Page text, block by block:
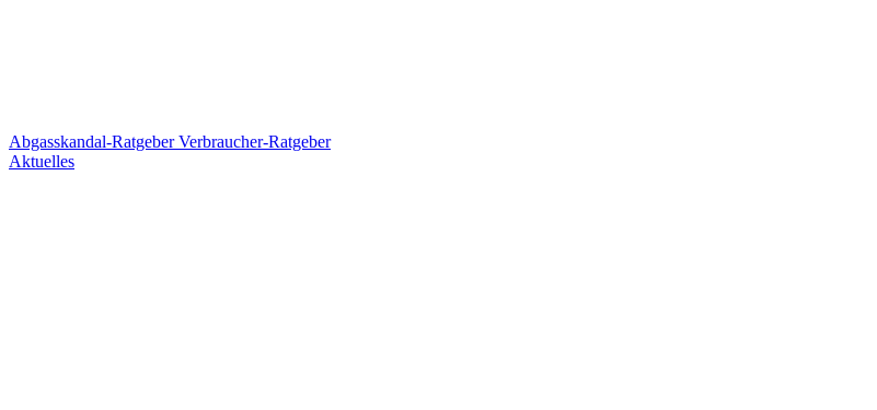
Abgasskandal-RatgeberVerbraucher-Ratgeber
Aktuelles